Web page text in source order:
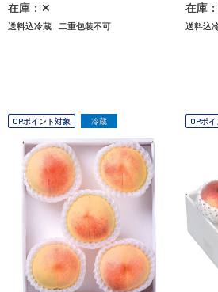
在庫：✕
送料込冷蔵 二重包装不可
在庫
送料込
OPポイント対象 冷蔵 OPポ